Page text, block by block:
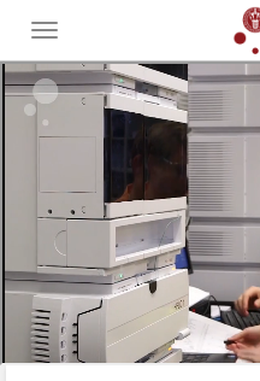
Toggle
menu